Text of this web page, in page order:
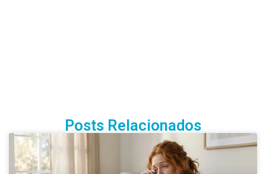
Posts Relacionados